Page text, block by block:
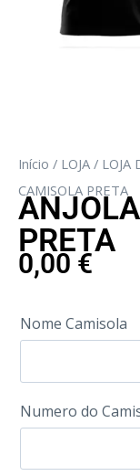
Início / LOJA / LOJA
CAMISOLA PRETA
PRETA
0,00 €
Nome Camisola
Numero do